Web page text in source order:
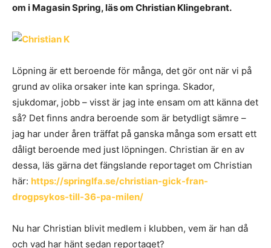
om i Magasin Spring, läs om Christian Klingebrant.
Löpning är ett beroende för många, det gör ont när vi på
grund av olika orsaker inte kan springa. Skador,
sjukdomar, jobb – visst är jag inte ensam om att känna det
så? Det finns andra beroende som är betydligt sämre –
jag har under åren träffat på ganska många som ersatt ett
dåligt beroende med just löpningen. Christian är en av
dessa, läs gärna det fängslande reportaget om Christian
här: https://springlfa.se/christian-gick-fran-
drogpsykos-till-36-pa-milen/
Nu har Christian blivit medlem i klubben, vem är han då
och vad har hänt sedan reportaget?